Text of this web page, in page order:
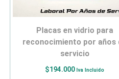
placas en vidrio para
reconocimiento por años
servicio
$194.000 Iva Incluido